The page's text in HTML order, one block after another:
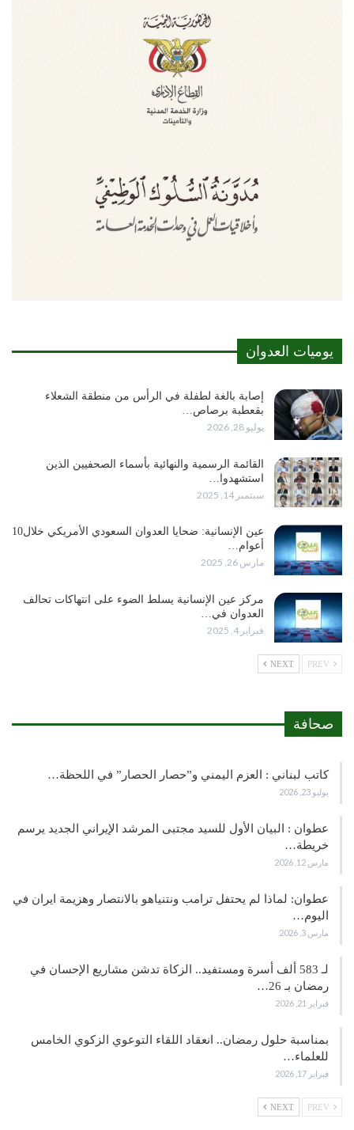
يوميات العدوان
إصابة بالغة لطفلة في الرأس من منطقة الشعلاء
بقعطبة برصاص…
يوليو 28, 2026
القائمة الرسمية والنهائية بأسماء الصحفيين الذين
استشهدوا…
سبتمبر 14, 2025
عين الإنسانية: ضحايا العدوان السعودي الأمريكي خلال10
أعوام…
مارس 26, 2025
مركز عين الإنسانية يسلط الضوء على انتهاكات تحالف
العدوان في…
فبراير 4, 2025
NEXT
صحافة
كاتب لبناني : العزم اليمني و”حصار الحصار” في اللحظة…
يوليو 23, 2026
عطوان : البيان الأول للسيد مجتبى المرشد الإيراني الجديد يرسم
خريطة…
مارس 12, 2026
عطوان: لماذا لم يحتفل ترامب ونتنياهو بالانتصار وهزيمة ايران في
اليوم…
مارس 3, 2026
لـ 583 ألف أسرة ومستفيد.. الزكاة تدشن مشاريع الإحسان في
رمضان بـ 26…
فبراير 21, 2026
بمناسبة حلول رمضان.. انعقاد اللقاء التوعوي الزكوي الخامس
للعلماء…
فبراير 17, 2026
NEXT